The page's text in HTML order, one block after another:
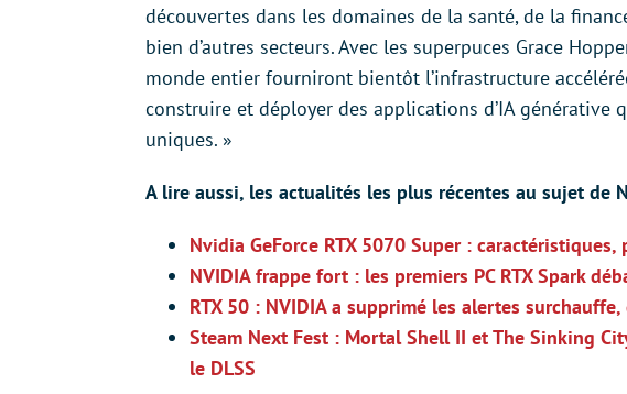
découvertes dans les domaines de la santé, de la
bien d’autres secteurs. Avec les superpuces Grace
monde entier fourniront bientôt l’infrastructure
construire et déployer des applications d’IA
uniques. »
A lire aussi, les actualités les plus récentes au sujet de
Nvidia GeForce RTX 5070 Super :
NVIDIA frappe fort : les premiers PC RTX Spark
RTX 50 : NVIDIA a supprimé les alertes
Steam Next Fest : Mortal Shell II et The Sinking
le DLSS